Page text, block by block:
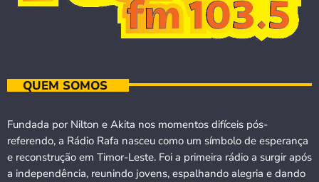
QUEM SOMOS
Fundada por Nilton e Akita nos momentos difíceis pós-
referendo, a Rádio Rafa nasceu como um símbolo de esperança
e reconstrução em Timor-Leste. Foi a primeira rádio a surgir após
a independência, reunindo jovens, espalhando alegria e dando